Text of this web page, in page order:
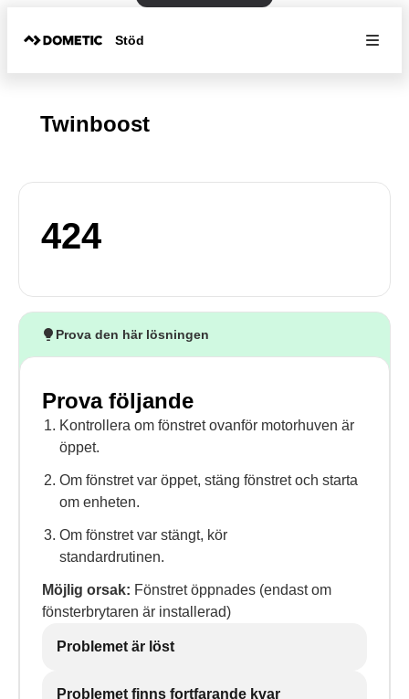
Stöd
Twinboost
424
Prova den här lösningen
Prova följande
Kontrollera om fönstret ovanför motorhuven är
öppet.
Om fönstret var öppet, stäng fönstret och starta
om enheten.
Om fönstret var stängt, kör
standardrutinen.
Möjlig orsak: Fönstret öppnades (endast om
fönsterbrytaren är installerad)
Problemet är löst
Problemet finns fortfarande kvar